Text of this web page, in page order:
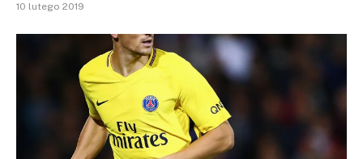
10 lutego 2019